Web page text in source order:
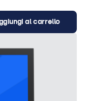
al carrello